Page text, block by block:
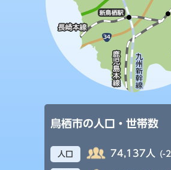
鳥栖市の人口・世帯数
人口 74,137人 (-